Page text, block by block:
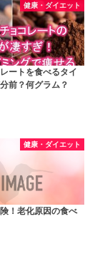
健康・ダイエット
ートを食べるタイ
前？何グラム？
健康・ダイエット
！老化原因の食べ